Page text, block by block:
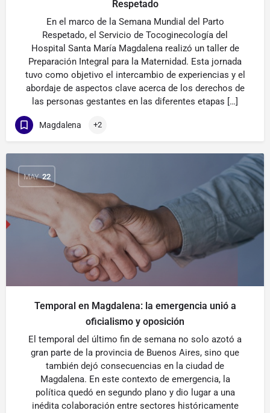
Respetado
En el marco de la Semana Mundial del Parto
Respetado, el Servicio de Tocoginecología del
Hospital Santa María Magdalena realizó un taller de
Preparación Integral para la Maternidad. Esta jornada
tuvo como objetivo el intercambio de experiencias y el
abordaje de aspectos clave acerca de los derechos de
las personas gestantes en las diferentes etapas […]
Magdalena +2
MAY 22
Temporal en Magdalena: la emergencia unió a
oficialismo y oposición
El temporal del último fin de semana no solo azotó a
gran parte de la provincia de Buenos Aires, sino que
también dejó consecuencias en la ciudad de
Magdalena. En este contexto de emergencia, la
política quedó en segundo plano y dio lugar a una
inédita colaboración entre sectores históricamente